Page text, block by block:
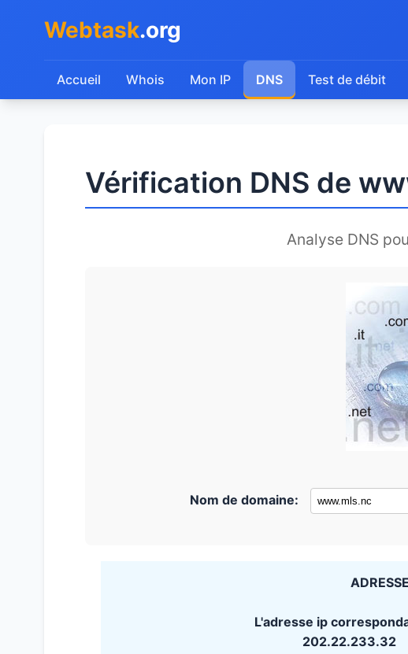
Webtask.org
Accueil Whois Mon IP DNS Test de débit
Vérification DNS de
Analyse DNS
Nom de domaine:
L'adresse ip
202.22.233.32